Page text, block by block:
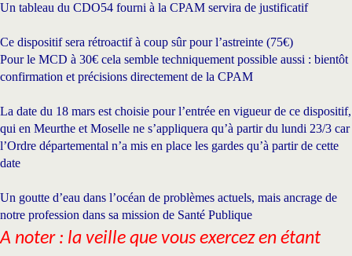
Un tableau du CDO54 fourni à la CPAM servira de justificatif
Ce dispositif sera rétroactif à coup sûr pour l’astreinte (75€)
Pour le MCD à 30€ cela semble techniquement possible aussi : bientôt
confirmation et précisions directement de la CPAM
La date du 18 mars est choisie pour l’entrée en vigueur de ce dispositif,
qui en Meurthe et Moselle ne s’appliquera qu’à partir du lundi 23/3 car
l’Ordre départemental n’a mis en place les gardes qu’à partir de cette
date
Un goutte d’eau dans l’océan de problèmes actuels, mais ancrage de
notre profession dans sa mission de Santé Publique
A noter : la veille que vous exercez en étant